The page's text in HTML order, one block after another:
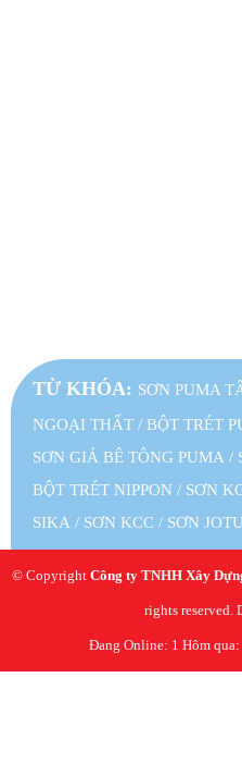
TỪ KHÓA: SƠN PUMA
NGOẠI THẤT / BỘT TRÉT
SƠN GIẢ BÊ TÔNG PUMA /
BỘT TRÉT NIPPON / SƠN
SIKA / SƠN KCC / SƠN
© Copyright Công ty TNHH Xây
rights reserved.
Đang Online: 1 Hôm